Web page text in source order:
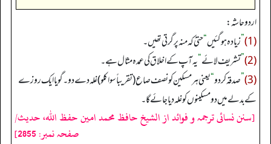
اردو حاشہ:
(1)
”زیادہ ہوگئیں“حتیٰ کہ منہ پر گرتی تھیں۔
(2)
”تشریف لائے“یہ آپ کے اخلاق کی عمدہ مثال ہے۔
(3)
”صدقہ کر دو“یعنی ہر مسکین کو نصف صاع (تقریباً سوا کلو) غلہ دے دو۔ گویا ایک روزے
کے بدلے میں دو مسکینوں کو غلہ دیا جائے گا۔
[سنن نسائی ترجمہ و فوائد از الشیخ حافظ محمد امین حفظ اللہ، حدیث/
صفحہ نمبر: 2855]